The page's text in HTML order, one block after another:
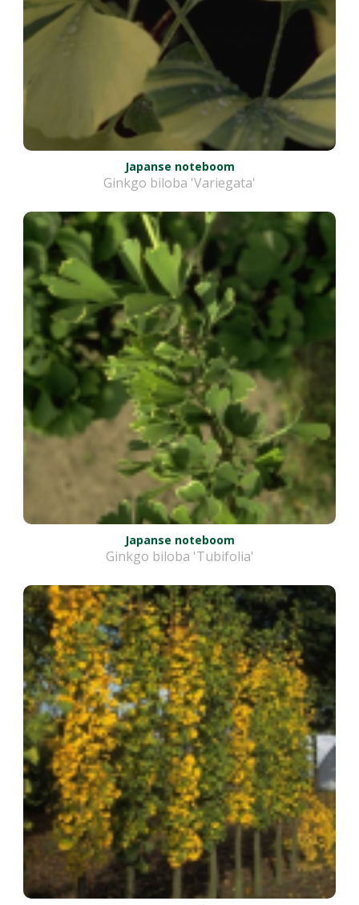
Japanse noteboom
Ginkgo biloba 'Variegata'
Japanse noteboom
Ginkgo biloba 'Tubifolia'